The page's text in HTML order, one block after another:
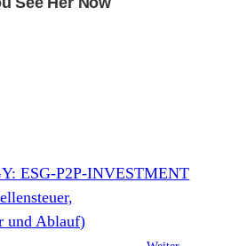
ESG-P2P-INVESTMENT
und Ablauf)